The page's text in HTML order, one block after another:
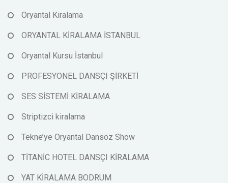
Oryantal Kiralama
ORYANTAL KİRALAMA İSTANBUL
Oryantal Kursu İstanbul
PROFESYONEL DANSÇI ŞİRKETİ
SES SİSTEMİ KİRALAMA
Striptizci kiralama
Tekne’ye Oryantal Dansöz Show
TİTANİC HOTEL DANSÇI KİRALAMA
YAT KİRALAMA BODRUM